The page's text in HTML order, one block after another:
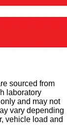
sourced from
laboratory
and may not
vary depending
vehicle load and